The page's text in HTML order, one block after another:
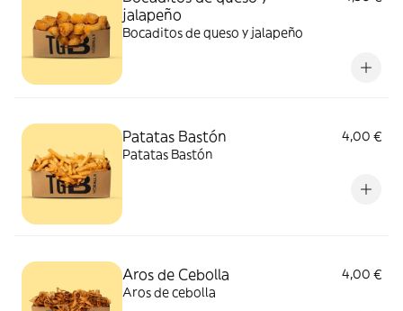
jalapeño
Bocaditos de queso y jalapeño
Patatas Bastón
4,00 €
Patatas Bastón
Aros de Cebolla
4,00 €
Aros de cebolla